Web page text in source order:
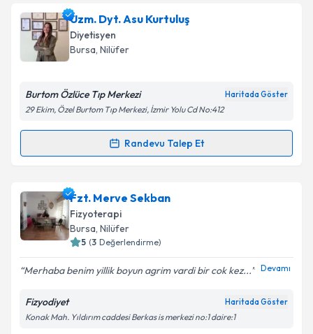
Dyt. Elif Aydıniçin randevu takvimi talebi oluşturun.
Size bu uzmandan randevu almanız için bir takvim
hazırlandığında e-posta ile bilgilendireceğiz.
Kişisel verilerimin işlenmesine ilişkin
Metni'ni okudum ve kişisel verilerimin belirtilen
Takvim Talebini Gönder
Uzm. Dyt. Asu Kurtuluş
Diyetisyen
Bursa, Nilüfer
Burtom Özlüce Tıp Merkezi Haritada Göster
29 Ekim, Özel Burtom Tıp Merkezi, İzmir Yolu Cd No:412
Randevu Talep Et
Randevu Takvimi Talebi
Uzm. Dyt. Asu Kurtuluşiçin randevu takvimi talebi
oluşturun. Size bu uzmandan randevu almanız için bir
takvim hazırlandığında e-posta ile bilgilendireceğiz.
Kişisel verilerimin işlenmesine ilişkinAydınlatma
Fzt. Merve Sekban
Fizyoterapi
Bursa, Nilüfer
5 (3 Değerlendirme)
Merhaba benim yillik boyun agrim vardi bir cok kez... Devamı
Fizyodiyet Haritada Göster
Konak Mah. Yıldırım caddesi Berkas is merkezi no:1 daire:1